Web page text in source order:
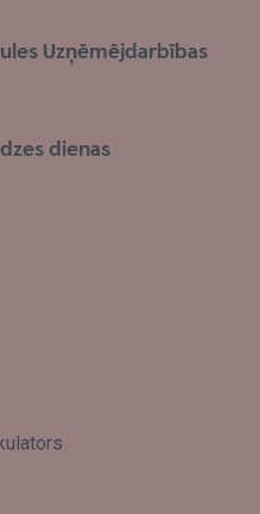
Uzņēmējdarbības
dienas